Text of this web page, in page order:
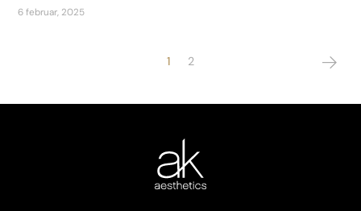
6 februar, 2025
1 2